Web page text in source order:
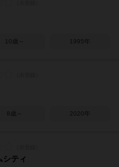
10歳～ 1995年
8歳～ 2020年
シティ